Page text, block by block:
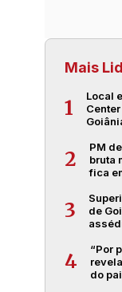
Mais
1
Local
2
PM
bruta
fica
3
de
4
“Por
do